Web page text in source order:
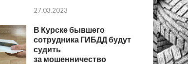
27.03.2023
В Курске бывшего
сотрудника ГИБДД будут
судить
за мошенничество